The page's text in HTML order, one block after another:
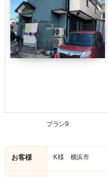
プラン9
お客様 K様 横浜市